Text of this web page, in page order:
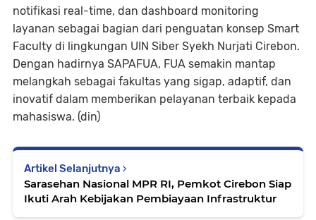
notifikasi real-time, dan dashboard monitoring
layanan sebagai bagian dari penguatan konsep Smart
Faculty di lingkungan UIN Siber Syekh Nurjati Cirebon.
Dengan hadirnya SAPAFUA, FUA semakin mantap
melangkah sebagai fakultas yang sigap, adaptif, dan
inovatif dalam memberikan pelayanan terbaik kepada
mahasiswa. (din)
Artikel Selanjutnya
Sarasehan Nasional MPR RI, Pemkot Cirebon Siap
Ikuti Arah Kebijakan Pembiayaan Infrastruktur